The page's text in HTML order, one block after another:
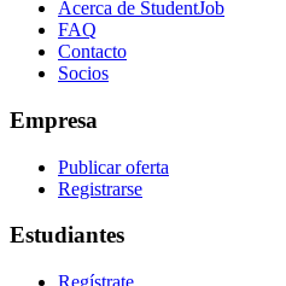
Acerca de StudentJob
FAQ
Contacto
Socios
Empresa
Publicar oferta
Registrarse
Estudiantes